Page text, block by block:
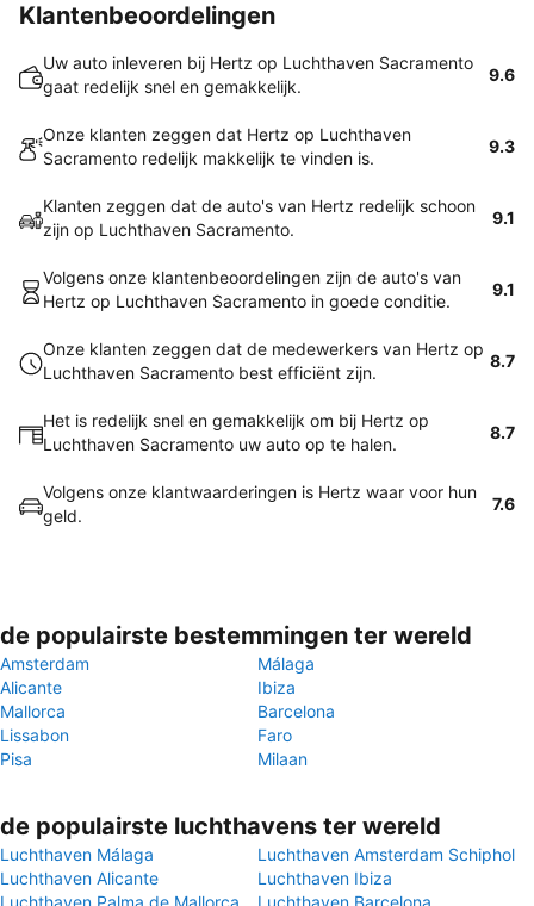
Klantenbeoordelingen
Uw auto inleveren bij Hertz op Luchthaven Sacramento
gaat redelijk snel en gemakkelijk.
9.6
Onze klanten zeggen dat Hertz op Luchthaven
Sacramento redelijk makkelijk te vinden is.
9.3
Klanten zeggen dat de auto's van Hertz redelijk schoon
zijn op Luchthaven Sacramento.
9.1
Volgens onze klantenbeoordelingen zijn de auto's van
Hertz op Luchthaven Sacramento in goede conditie.
9.1
Onze klanten zeggen dat de medewerkers van Hertz op
Luchthaven Sacramento best efficiënt zijn.
8.7
Het is redelijk snel en gemakkelijk om bij Hertz op
Luchthaven Sacramento uw auto op te halen.
8.7
Volgens onze klantwaarderingen is Hertz waar voor hun
geld.
7.6
de populairste bestemmingen ter wereld
Amsterdam
Málaga
Alicante
Ibiza
Mallorca
Barcelona
Lissabon
Faro
Pisa
Milaan
de populairste luchthavens ter wereld
Luchthaven Málaga
Luchthaven Amsterdam Schiphol
Luchthaven Alicante
Luchthaven Ibiza
Luchthaven Palma de Mallorca
Luchthaven Barcelona